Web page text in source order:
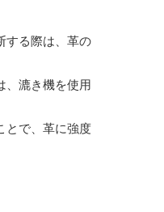
する際は、革の
、漉き機を使用
とで、革に強度